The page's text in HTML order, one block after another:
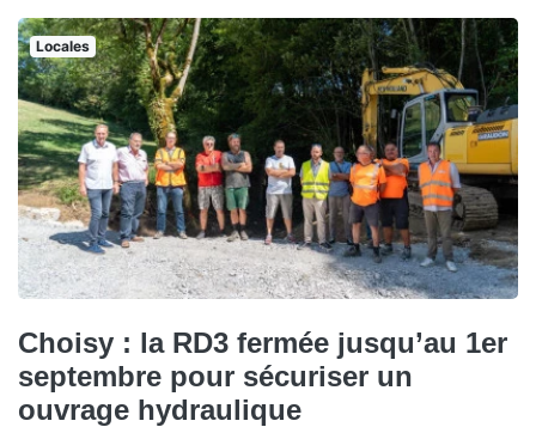
Locales
Choisy : la RD3 fermée jusqu’au 1er
septembre pour sécuriser un
ouvrage hydraulique